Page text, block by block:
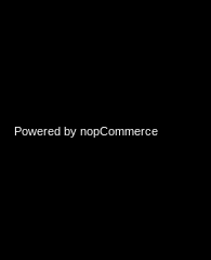
Powered by nopCommerce